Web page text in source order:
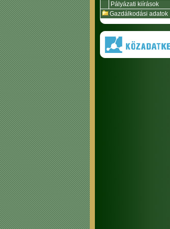
Pályázati kiírások
Gazdálkodási adatok